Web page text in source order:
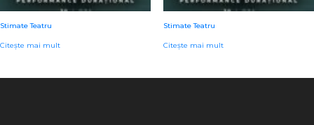
Stimate Teatru
Citește mai mult
Stimate Teatru
Citește mai mult